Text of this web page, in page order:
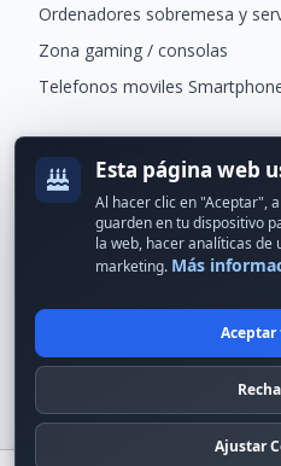
Ordenadores sobremesa y
Zona gaming / consolas
Telefonos moviles
Recibe ofertas exclusivas y
© 2024 Erson Tecnología.
Esta página web
Al hacer clic en "Aceptar",
guarden en tu dispositivo
la web, hacer analíticas de
marketing. Más
Aceptar
Ajustar